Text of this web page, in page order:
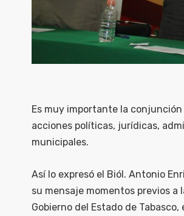
Es muy importante la
acciones políticas, jurídicas,
municipales.
Así lo expresó el Biól. Antonio
su mensaje momentos previos a
Gobierno del Estado de